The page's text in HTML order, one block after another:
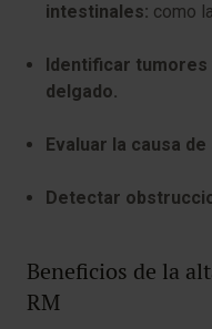
intestinales: como
Identificar tumores
delgado.
Evaluar la causa
Detectar
Beneficios de la
RM